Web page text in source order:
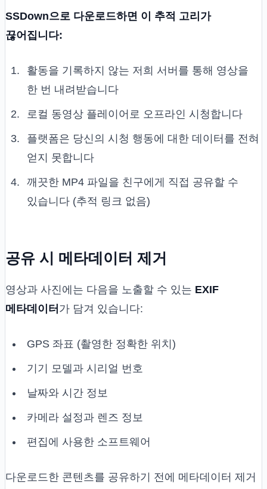
SSDown으로 다운로드하면 이 추적 고리가
끊어집니다:
활동을 기록하지 않는 저희 서버를 통해 영상을
한 번 내려받습니다
로컬 동영상 플레이어로 오프라인 시청합니다
플랫폼은 당신의 시청 행동에 대한 데이터를 전혀
얻지 못합니다
깨끗한 MP4 파일을 친구에게 직접 공유할 수
있습니다 (추적 링크 없음)
공유 시 메타데이터 제거
영상과 사진에는 다음을 노출할 수 있는 EXIF
메타데이터 가 담겨 있습니다:
GPS 좌표 (촬영한 정확한 위치)
기기 모델과 시리얼 번호
날짜와 시간 정보
카메라 설정과 렌즈 정보
편집에 사용한 소프트웨어
다운로드한 콘텐츠를 공유하기 전에 메타데이터 제거